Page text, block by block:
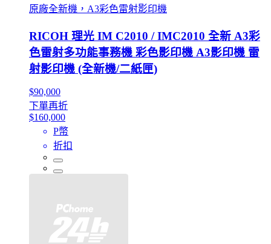
原廠全新機，A3彩色雷射影印機
RICOH 理光 IM C2010 / IMC2010 全新 A3彩
色雷射多功能事務機 彩色影印機 A3影印機 雷
射影印機 (全新機/二紙匣)
$90,000
下單再折
$160,000
P幣
折扣